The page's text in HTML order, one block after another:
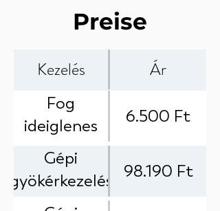
Preise
Kezelés Ár
Fog
ideiglenes
gyógyszeres
lezárása
6.500 Ft
Gépi
gyökérkezelés
elektromos
98.190 Ft